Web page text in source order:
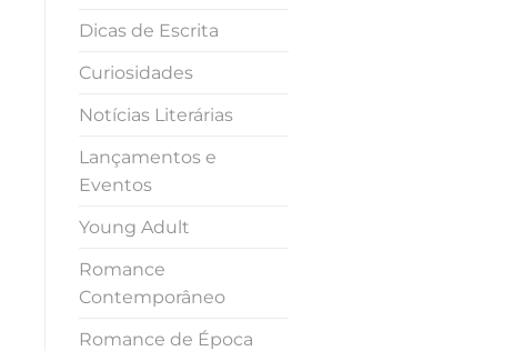
Dicas de Escrita
Curiosidades
Notícias Literárias
Lançamentos e
Eventos
Young Adult
Romance
Contemporâneo
Romance de Época